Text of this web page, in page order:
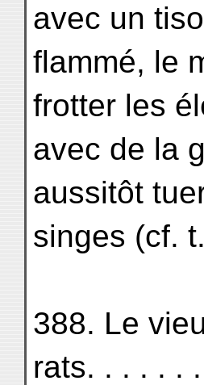
avec un
flammé, le
frotter les
avec de la
aussitôt
singes (cf.
388. Le
rats. . . . . .